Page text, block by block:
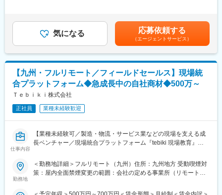
望に合った住まいの条件を一緒に整理し、中立的な立場で、ご要
望に合ったハウスメーカーや工務店・新築マンションをご紹介し
ます！
■具体的には：
【個人の方への業務】
1.お客様の理想の住まいをヒアリング
2.進め方や予算のご提案
3.お客様の要望に適した物件や建築・不動産会社などをご紹介
し、モデルルームの見学や商談も手配
行います
※7～8割はご予約のお客様となります
※お客様1組ごとに2時間程度の接客 不安や要望をしっかりお伺
い！
／入社8年目／月給44万3419円×12か月+賞与463万円／入社5年
目／月給32万7960円×12か月+賞与344万円／入社1年目／月給25
万8500円×12か月+賞与賃金はあくまでも目安の金額であり、選考
を通じて上下する可能性があります。月給(月額)は固定手当を含め
た表記です。
気になる 応募依頼する
（エージェントサービス）
【九州・フルリモート／フィールドセールス】現場統
合プラットフォーム◆急成長中の自社商材◆500万～
Ｔｅｂｉｋｉ株式会社
正社員 業種未経験歓迎
仕事内容
【業種未経験可／製造・物流・サービス業などの現場を支える成
長ベンチャー／現場統合プラットフォーム『tebiki 現場教育』
■プロダクトについて
勤務地
＜勤務地詳細＞フルリモート（九州）住所：九州地方 受動喫煙対
策：屋内全面禁煙変更の範囲：会社の定める事業所（リモートワ